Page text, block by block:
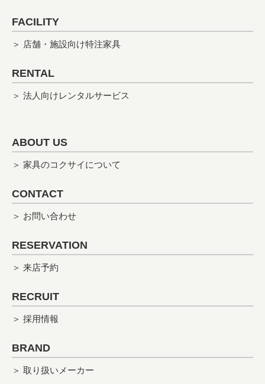
FACILITY
＞ 店舗・施設向け特注家具
RENTAL
＞ 法人向けレンタルサービス
ABOUT US
＞ 家具のコクサイについて
CONTACT
＞ お問い合わせ
RESERVATION
＞ 来店予約
RECRUIT
＞ 採用情報
BRAND
＞ 取り扱いメーカー